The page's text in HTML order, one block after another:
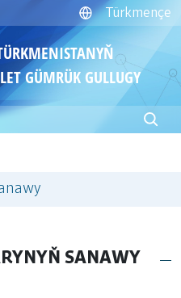
Türkmençe
GÜMRÜK GULLUGY
SANAWY